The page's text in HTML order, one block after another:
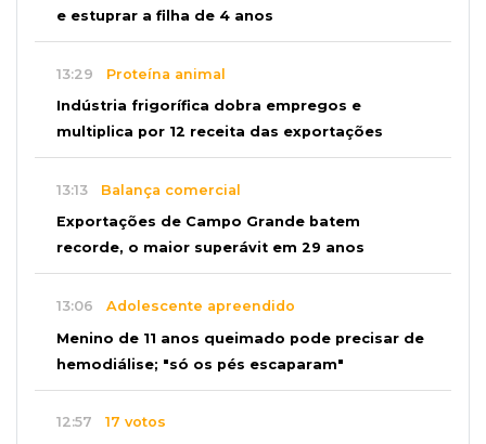
e estuprar a filha de 4 anos
13:29 Proteína animal
Indústria frigorífica dobra empregos e
multiplica por 12 receita das exportações
13:13 Balança comercial
Exportações de Campo Grande batem
recorde, o maior superávit em 29 anos
13:06 Adolescente apreendido
Menino de 11 anos queimado pode precisar de
hemodiálise; "só os pés escaparam"
12:57 17 votos